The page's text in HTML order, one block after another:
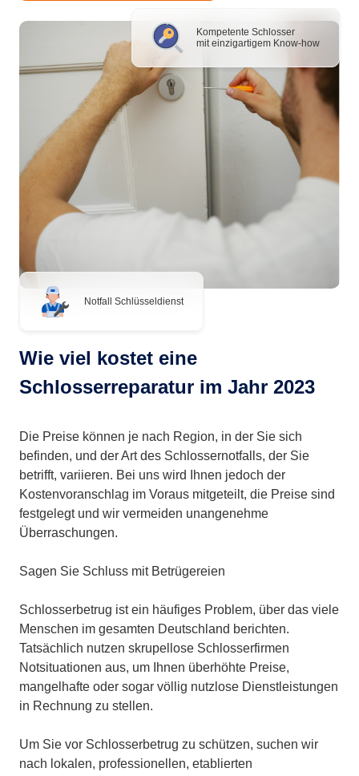
Kompetente Schlosser
mit einzigartigem Know-how
Notfall Schlüsseldienst
Wie viel kostet eine
Schlosserreparatur im Jahr 2023
Die Preise können je nach Region, in der Sie sich
befinden, und der Art des Schlossernotfalls, der Sie
betrifft, variieren. Bei uns wird Ihnen jedoch der
Kostenvoranschlag im Voraus mitgeteilt, die Preise sind
festgelegt und wir vermeiden unangenehme
Überraschungen.
Sagen Sie Schluss mit Betrügereien
Schlosserbetrug ist ein häufiges Problem, über das viele
Menschen im gesamten Deutschland berichten.
Tatsächlich nutzen skrupellose Schlosserfirmen
Notsituationen aus, um Ihnen überhöhte Preise,
mangelhafte oder sogar völlig nutzlose Dienstleistungen
in Rechnung zu stellen.
Um Sie vor Schlosserbetrug zu schützen, suchen wir
nach lokalen, professionellen, etablierten